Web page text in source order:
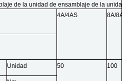
de la unidad de ensamblaje de la
4A/4AS 8A/
Unidad 50 100